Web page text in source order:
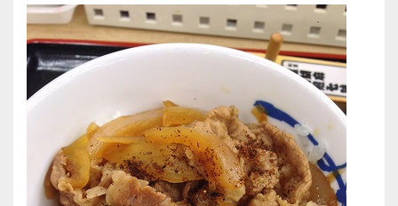
シ
ョ
ン